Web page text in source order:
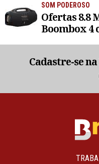
SOM PODEROSO
Ofertas 8.8
Boombox 4
Cadastre-se